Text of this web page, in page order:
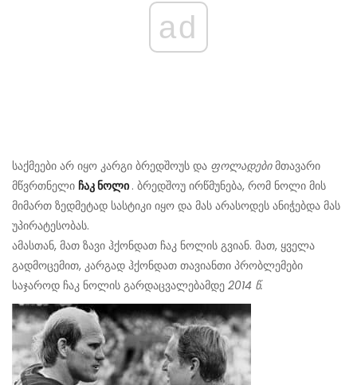
ad
საქმეები არ იყო კარგი ბრედშოუს და ფოლადებიმთავარი
მწვრთნელი ჩაკ ნოლი . ბრედშოუ ირწმუნება, რომ ნოლი მის
მიმართ ზედმეტად სასტიკი იყო და მას არასოდეს ანიჭებდა მას
უპირატესობას.
ამასთან, მათ ზავი ჰქონდათ ჩაკ ნოლის გვიან. მათ, ყველა
გადმოცემით, კარგად ჰქონდათ თავიანთი პრობლემები
საჯაროდ ჩაკ ნოლის გარდაცვალებამდე 2014 წ.